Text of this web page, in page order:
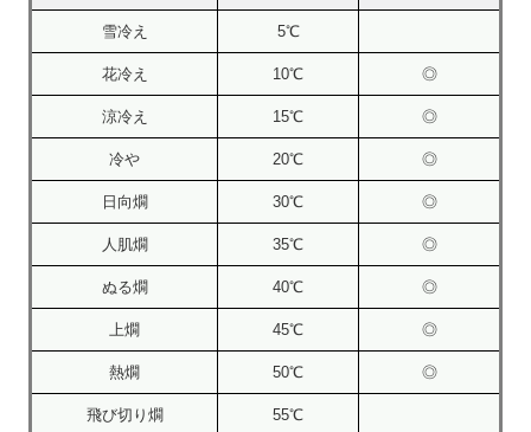
雪冷え 5℃
花冷え 10℃ ◎
涼冷え 15℃ ◎
冷や 20℃ ◎
日向燗 30℃ ◎
人肌燗 35℃ ◎
ぬる燗 40℃ ◎
上燗 45℃ ◎
熱燗 50℃ ◎
飛び切り燗 55℃